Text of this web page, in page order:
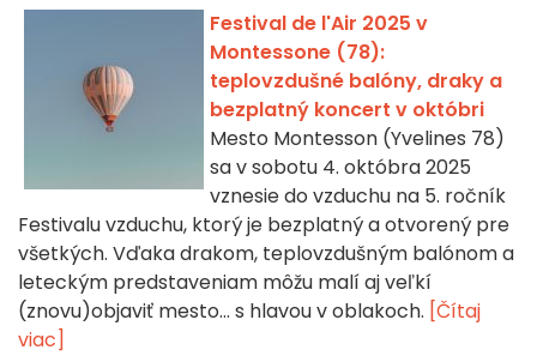
Festival de l'Air 2025 v
Montessone (78):
teplovzdušné balóny, draky a
bezplatný koncert v októbri
Mesto Montesson (Yvelines 78)
sa v sobotu 4. októbra 2025
vznesie do vzduchu na 5. ročník
Festivalu vzduchu, ktorý je bezplatný a otvorený pre
všetkých. Vďaka drakom, teplovzdušným balónom a
leteckým predstaveniam môžu malí aj veľkí
(znovu)objaviť mesto... s hlavou v oblakoch. [Čítaj
viac]